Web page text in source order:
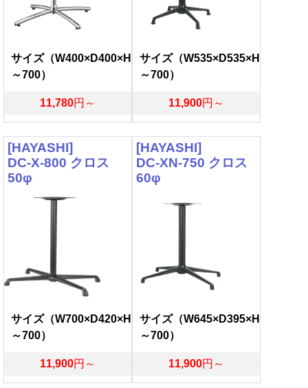
サイズ（W400×D400×H
～700）
11,780円～
サイズ（W535×D535×H
～700）
11,900円～
[HAYASHI]
DC-X-800 クロス
50φ
サイズ（W700×D420×H
～700）
11,900円～
[HAYASHI]
DC-XN-750 クロス
60φ
サイズ（W645×D395×H
～700）
11,900円～